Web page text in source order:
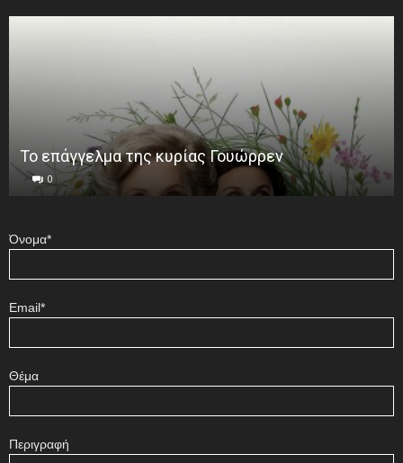
Το επάγγελμα της κυρίας Γουώρρεν
0
Όνομα*
Email*
Θέμα
Περιγραφή